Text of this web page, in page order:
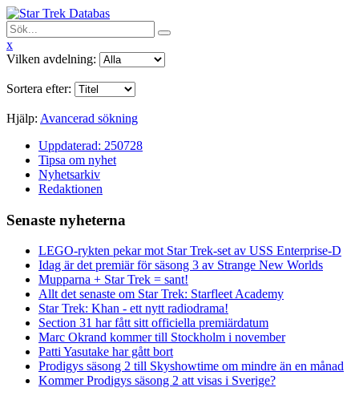
x
Vilken avdelning:
Sortera efter:
Hjälp: Avancerad sökning
Uppdaterad: 250728
Tipsa om nyhet
Nyhetsarkiv
Redaktionen
Senaste nyheterna
LEGO-rykten pekar mot Star Trek-set av USS Enterprise-D
Idag är det premiär för säsong 3 av Strange New Worlds
Mupparna + Star Trek = sant!
Allt det senaste om Star Trek: Starfleet Academy
Star Trek: Khan - ett nytt radiodrama!
Section 31 har fått sitt officiella premiärdatum
Marc Okrand kommer till Stockholm i november
Patti Yasutake har gått bort
Prodigys säsong 2 till Skyshowtime om mindre än en månad
Kommer Prodigys säsong 2 att visas i Sverige?